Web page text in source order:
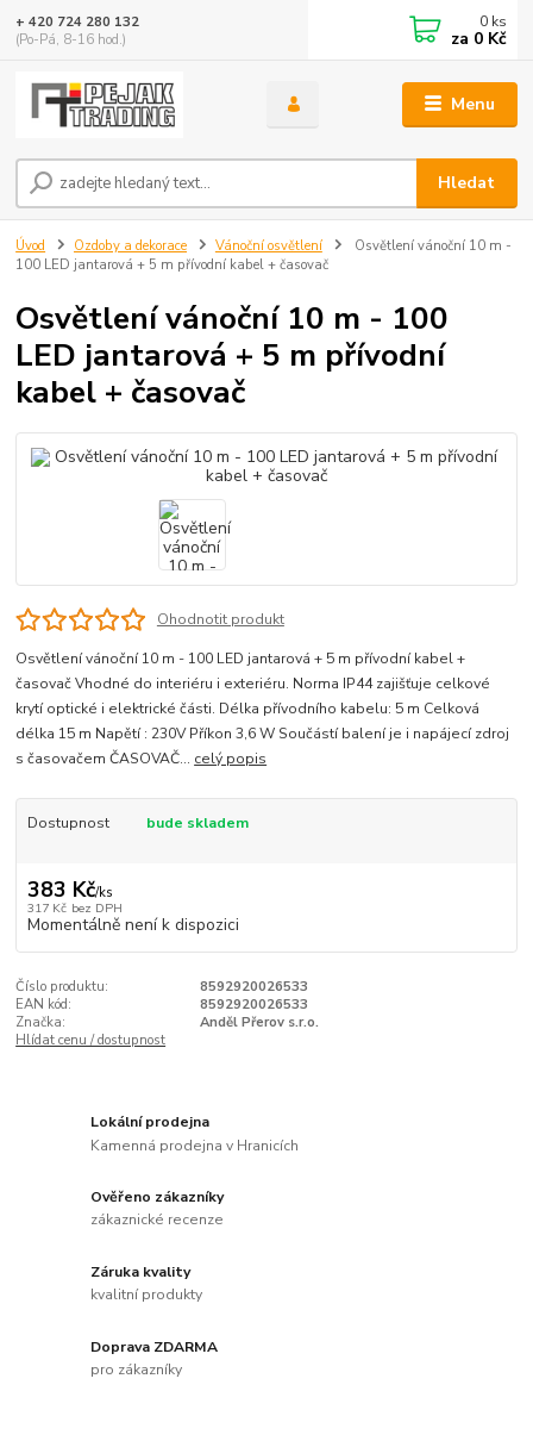
Menu
Hledat
+ 420 724 280 132
(Po-Pá, 8-16 hod.)
0 ks
za 0 Kč
Úvod Ozdoby a dekorace Vánoční osvětlení
Osvětlení vánoční 10 m -
100 LED jantarová + 5 m přívodní kabel + časovač
Osvětlení vánoční 10 m - 100
LED jantarová + 5 m přívodní
kabel + časovač
Ohodnotit produkt
Osvětlení vánoční 10 m - 100 LED jantarová + 5 m přívodní kabel +
časovač Vhodné do interiéru i exteriéru. Norma IP44 zajišťuje celkové
krytí optické i elektrické části. Délka přívodního kabelu: 5 m Celková
délka 15 m Napětí : 230V Příkon 3,6 W Součástí balení je i napájecí zdroj
s časovačem ČASOVAČ... celý popis
Dostupnost bude skladem
383 Kč/ks
317 Kč bez DPH
Momentálně není k dispozici
Číslo produktu:
8592920026533
EAN kód:
8592920026533
Značka:
Anděl Přerov s.r.o.
Hlídat cenu / dostupnost
Lokální prodejna
Kamenná prodejna v Hranicích
Ověřeno zákazníky
zákaznické recenze
Záruka kvality
kvalitní produkty
Doprava ZDARMA
pro zákazníky